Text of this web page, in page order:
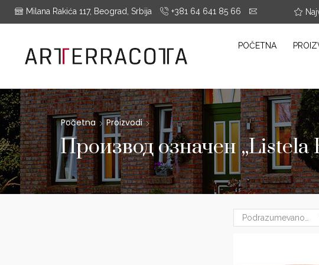
Milana Rakića 117, Beograd, Srbija +381 64 641 85 66
Montrieux, Engels Baksteen, ABC-Klinkergruppe, Cotto D'este...
POČETNA
Početna Proizvodi
Производ oзначен „Listela